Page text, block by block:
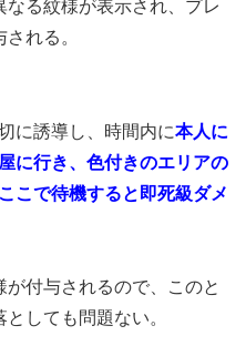
る紋様が表示され、プレ
れる。
に誘導し、時間内に本人に
に行き、色付きのエリアの
こで待機すると即死級ダメ
付与されるので、このと
しても問題ない。